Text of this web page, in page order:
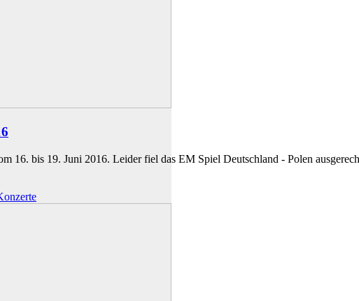
16. bis 19. Juni 2016. Leider fiel das EM Spiel Deutschland - Polen